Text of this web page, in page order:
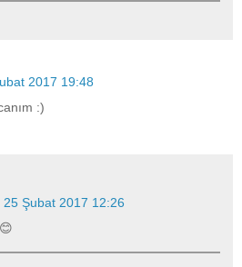
2017 19:48
:)
25 Şubat 2017 12:26